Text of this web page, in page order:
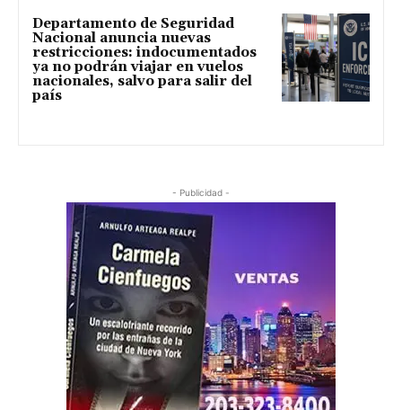
Departamento de Seguridad
Nacional anuncia nuevas
restricciones: indocumentados
ya no podrán viajar en vuelos
nacionales, salvo para salir del
país
- Publicidad -